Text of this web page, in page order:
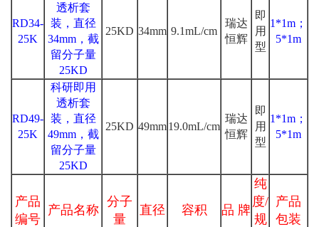
RD34-
25K
透析套
装，直径
34mm，截
留分子量
25KD
25KD 34mm 9.1mL/cm
瑞达
恒辉
即
用
型
1*1m；
5*1m
RD49-
25K
科研即用
透析套
装，直径
49mm，截
留分子量
25KD
25KD 49mm19.0mL/cm
瑞达
恒辉
即
用
型
1*1m；
5*1m
产品
编号
产品名称
分子
量
直径 容积 品 牌
纯
度/
规
产品
包装